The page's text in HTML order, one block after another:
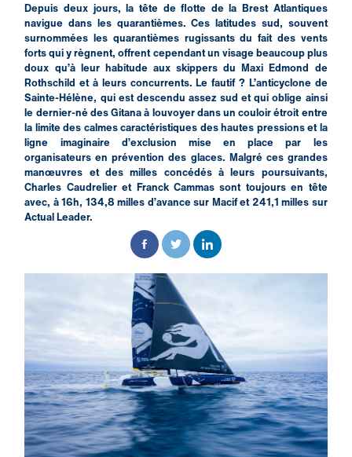
Depuis deux jours, la tête de flotte de la Brest Atlantiques
navigue dans les quarantièmes. Ces latitudes sud, souvent
surnommées les quarantièmes rugissants du fait des vents
forts qui y règnent, offrent cependant un visage beaucoup plus
doux qu’à leur habitude aux skippers du Maxi Edmond de
Rothschild et à leurs concurrents. Le fautif ? L’anticyclone de
Sainte-Hélène, qui est descendu assez sud et qui oblige ainsi
le dernier-né des Gitana à louvoyer dans un couloir étroit entre
la limite des calmes caractéristiques des hautes pressions et la
ligne imaginaire d’exclusion mise en place par les
organisateurs en prévention des glaces. Malgré ces grandes
manœuvres et des milles concédés à leurs poursuivants,
Charles Caudrelier et Franck Cammas sont toujours en tête
avec, à 16h, 134,8 milles d’avance sur Macif et 241,1 milles sur
Actual Leader.